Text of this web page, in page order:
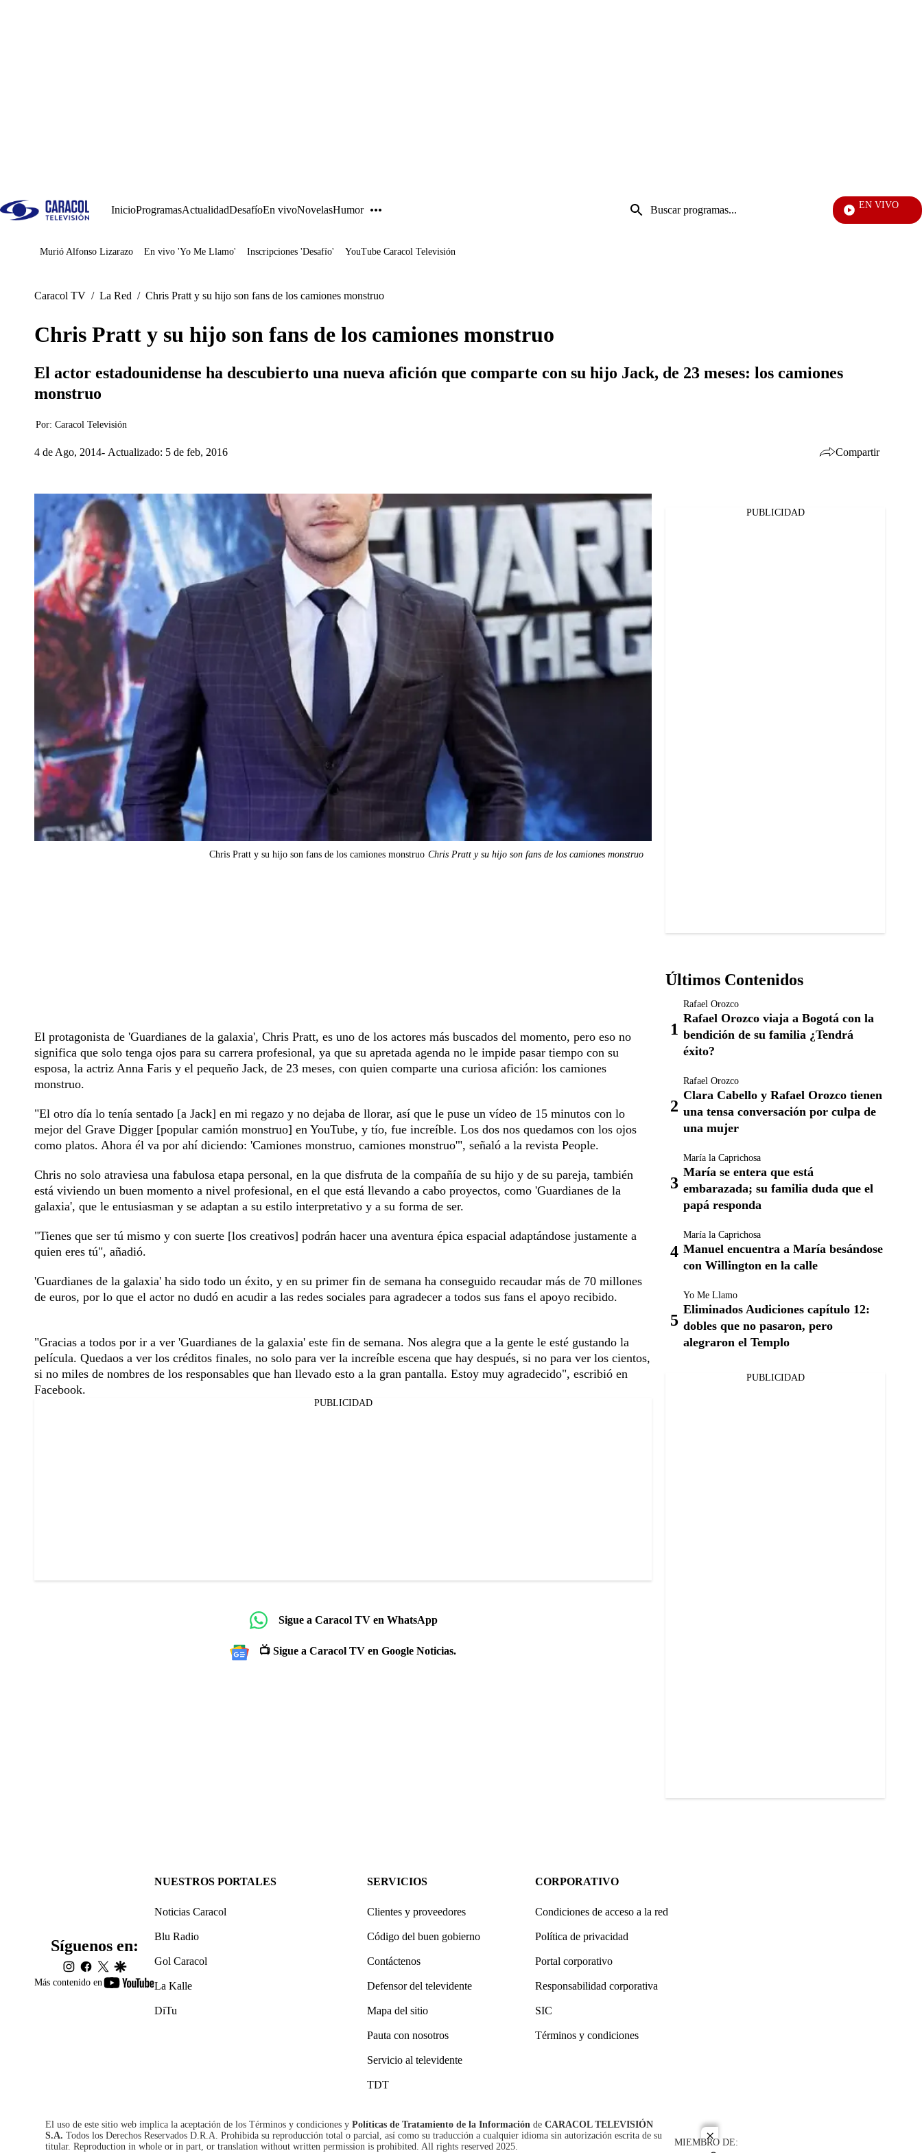
InicioProgramasActualidadDesafíoEn vivoNovelasHumor
Entrada
de
EN VIVO
Televentas
Juegos
Murió Alfonso Lizarazo En vivo 'Yo Me Llamo' Inscripciones 'Desafío' YouTube Caracol Televisión
close
Caracol TV / La Red / Chris Pratt y su hijo son fans de los camiones monstruo
Chris Pratt y su hijo son fans de los camiones monstruo
El actor estadounidense ha descubierto una nueva afición que comparte con su hijo Jack, de 23 meses: los camiones
monstruo
Por: Caracol Televisión
4 de Ago, 2014 Actualizado: 5 de feb, 2016 Compartir
Chris Pratt y su hijo son fans de los camiones monstruo Chris Pratt y su hijo son fans de los camiones monstruo
El protagonista de 'Guardianes de la galaxia', Chris Pratt, es uno de los actores más buscados del momento, pero eso no
significa que solo tenga ojos para su carrera profesional, ya que su apretada agenda no le impide pasar tiempo con su
esposa, la actriz Anna Faris y el pequeño Jack, de 23 meses, con quien comparte una curiosa afición: los camiones
monstruo.
"El otro día lo tenía sentado [a Jack] en mi regazo y no dejaba de llorar, así que le puse un vídeo de 15 minutos con lo
mejor del Grave Digger [popular camión monstruo] en YouTube, y tío, fue increíble. Los dos nos quedamos con los ojos
como platos. Ahora él va por ahí diciendo: 'Camiones monstruo, camiones monstruo'", señaló a la revista People.
Chris no solo atraviesa una fabulosa etapa personal, en la que disfruta de la compañía de su hijo y de su pareja, también
está viviendo un buen momento a nivel profesional, en el que está llevando a cabo proyectos, como 'Guardianes de la
galaxia', que le entusiasman y se adaptan a su estilo interpretativo y a su forma de ser.
"Tienes que ser tú mismo y con suerte [los creativos] podrán hacer una aventura épica espacial adaptándose justamente a
quien eres tú", añadió.
'Guardianes de la galaxia' ha sido todo un éxito, y en su primer fin de semana ha conseguido recaudar más de 70 millones
de euros, por lo que el actor no dudó en acudir a las redes sociales para agradecer a todos sus fans el apoyo recibido.
"Gracias a todos por ir a ver 'Guardianes de la galaxia' este fin de semana. Nos alegra que a la gente le esté gustando la
película. Quedaos a ver los créditos finales, no solo para ver la increíble escena que hay después, si no para ver los cientos,
si no miles de nombres de los responsables que han llevado esto a la gran pantalla. Estoy muy agradecido", escribió en
Facebook.
PUBLICIDAD
Sigue a Caracol TV en WhatsApp
📺 Sigue a Caracol TV en Google Noticias.
PUBLICIDAD
Últimos Contenidos
Rafael Orozco
Rafael Orozco viaja a Bogotá con la
bendición de su familia ¿Tendrá
éxito?
Rafael Orozco
Clara Cabello y Rafael Orozco tienen
una tensa conversación por culpa de
una mujer
María la Caprichosa
María se entera que está
embarazada; su familia duda que el
papá responda
María la Caprichosa
Manuel encuentra a María besándose
con Willington en la calle
Yo Me Llamo
Eliminados Audiciones capítulo 12:
dobles que no pasaron, pero
alegraron el Templo
PUBLICIDAD
Más contenido en
youtube-
Síguenos en:
instagram
facebook
twittergoogle
NUESTROS PORTALES
Noticias Caracol
Blu Radio
Gol Caracol
La Kalle
DiTu
SERVICIOS
Clientes y proveedores
Código del buen gobierno
Contáctenos
Defensor del televidente
Mapa del sitio
Pauta con nosotros
Servicio al televidente
TDT
CORPORATIVO
Condiciones de acceso a la red
Política de privacidad
Portal corporativo
Responsabilidad corporativa
SIC
Términos y condiciones
El uso de este sitio web implica la aceptación de los Términos y condiciones y Políticas de Tratamiento de la Información de CARACOL TELEVISIÓN
S.A. Todos los Derechos Reservados D.R.A. Prohibida su reproducción total o parcial, así como su traducción a cualquier idioma sin autorización escrita de su
titular. Reproduction in whole or in part, or translation without written permission is prohibited. All rights reserved 2025.
MIEMBRO DE: